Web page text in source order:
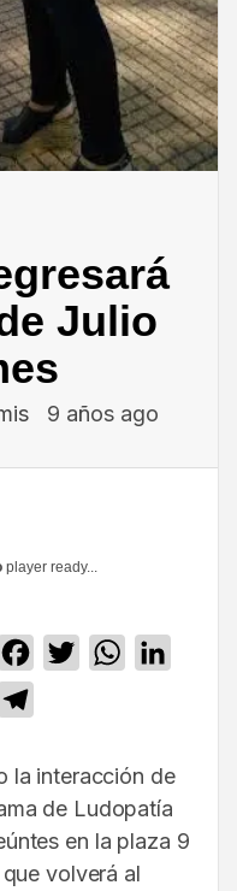
Julio
9 años ago
player ready...
Facebook
TwitterWhatsApp
la interacción de
de Ludopatía
en la plaza 9
volverá al